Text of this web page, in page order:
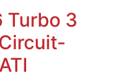
Turbo 3